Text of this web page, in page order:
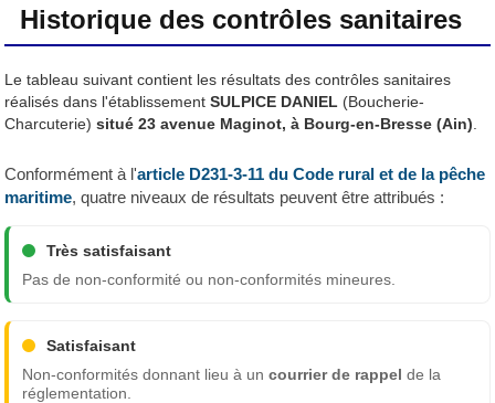
Historique des contrôles sanitaires
Le tableau suivant contient les résultats des contrôles sanitaires
réalisés dans l'établissementSULPICE DANIEL (Boucherie-
Charcuterie) situé 23 avenue Maginot, à Bourg-en-Bresse (Ain)
Conformément à l'article D231-3-11 du Code rural et de la pêche
maritime, quatre niveaux de résultats peuvent être attribués :
Très satisfaisant
Pas de non-conformité ou non-conformités mineures.
Satisfaisant
Non-conformités donnant lieu à uncourrier de rappel de la
réglementation.